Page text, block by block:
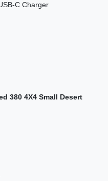
C Charger
380 4X4 Small Desert